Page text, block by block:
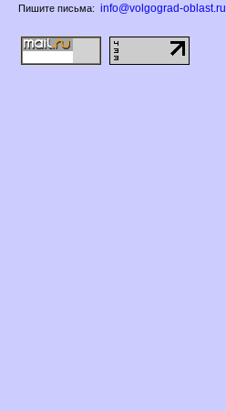
Пишите письма: info@volgograd-oblast.ru